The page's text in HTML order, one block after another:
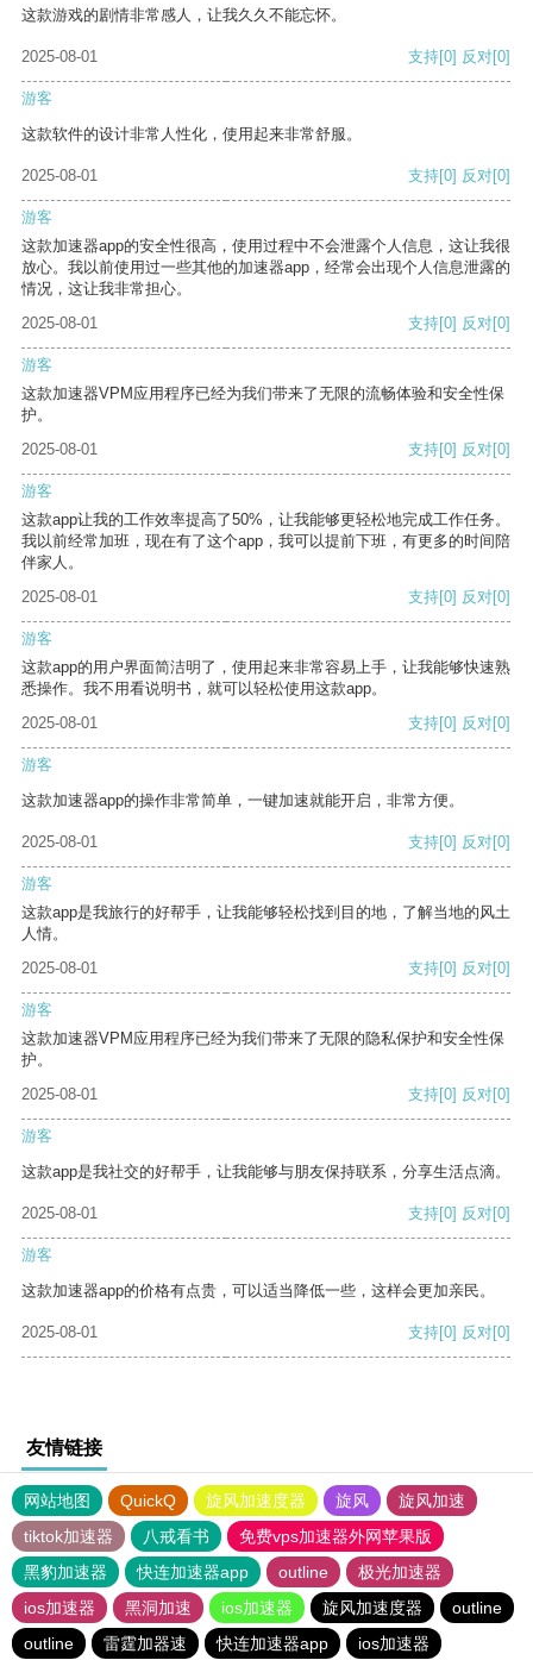
这款游戏的剧情非常感人，让我久久不能忘怀。
2025-08-01 支持[0] 反对[0]
游客
这款软件的设计非常人性化，使用起来非常舒服。
2025-08-01 支持[0] 反对[0]
游客
这款加速器app的安全性很高，使用过程中不会泄露个人信息，这让我很
放心。我以前使用过一些其他的加速器app，经常会出现个人信息泄露的
情况，这让我非常担心。
2025-08-01
支持[0] 反对[0]
游客
这款加速器VPM应用程序已经为我们带来了无限的流畅体验和安全性保
护。
2025-08-01
支持[0] 反对[0]
游客
这款app让我的工作效率提高了50%，让我能够更轻松地完成工作任务。
我以前经常加班，现在有了这个app，我可以提前下班，有更多的时间陪
伴家人。
2025-08-01
支持[0] 反对[0]
游客
这款app的用户界面简洁明了，使用起来非常容易上手，让我能够快速熟
悉操作。我不用看说明书，就可以轻松使用这款app。
2025-08-01
支持[0] 反对[0]
游客
这款加速器app的操作非常简单，一键加速就能开启，非常方便。
2025-08-01 支持[0] 反对[0]
游客
这款app是我旅行的好帮手，让我能够轻松找到目的地，了解当地的风土
人情。
2025-08-01
支持[0] 反对[0]
游客
这款加速器VPM应用程序已经为我们带来了无限的隐私保护和安全性保
护。
2025-08-01
支持[0] 反对[0]
游客
这款app是我社交的好帮手，让我能够与朋友保持联系，分享生活点滴。
2025-08-01 支持[0] 反对[0]
游客
这款加速器app的价格有点贵，可以适当降低一些，这样会更加亲民。
2025-08-01 支持[0] 反对[0]
友情链接
网站地图 QuickQ 旋风加速度器 旋风
旋风加速
tiktok加速器
八戒看书
免费vps加速器外网苹果版
黑豹加速器
快连加速器app outline
极光加速器
ios加速器
黑洞加速 ios加速器 旋风加速度器
outline
outline
雷霆加器速 快连加速器app ios加速器